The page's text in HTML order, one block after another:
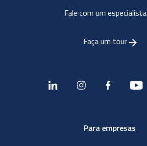
Fale com um especialista
Faça um tour
Para empresas